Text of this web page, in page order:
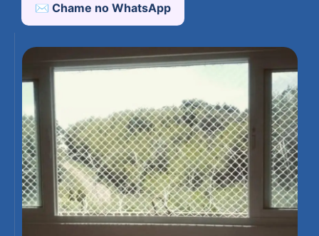
✉️ Chame no WhatsApp